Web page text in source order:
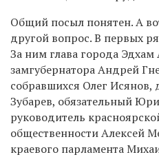
Общий посыл понятен. А
другой вопрос. В первых
За ним глава города Эдхам
замгубернатора Андрей
собравшихся Олег Исянов,
Зубарев, обязательный
руководитель
общественности Алексей
краевого парламента